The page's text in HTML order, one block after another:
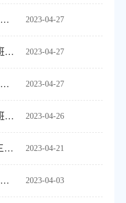
2023-04-27
机电工程学院22532001班四月主题班会“五一安全出行”
2023-04-27
机电工程学院2022级机电6班五一假期安全主题班会
2023-04-27
机电工程学院22531002班召开“允许与接纳”主题班会
2023-04-26
机电工程学院2022级机设1班五一假期安全主题班会
2023-04-21
22536004班开展关于“三月三”放假安全教育主题班会
2023-04-03
机电工程学院2021级电气工程及其自动化专业三班3月班会